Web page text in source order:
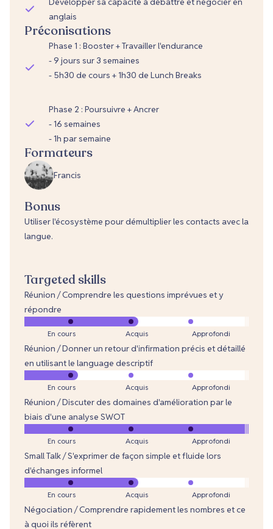
anglais
Préconisations
Phase 1 : Booster + Travailler l'endurance
- 9 jours sur 3 semaines
- 5h30 de cours + 1h30 de Lunch Breaks
Phase 2 : Poursuivre + Ancrer
- 16 semaines
- 1h par semaine
Formateurs
Francis
Bonus
Utiliser l'écosystème pour démultiplier les contacts avec la
langue.
Targeted skills
Réunion / Comprendre les questions imprévues et y
répondre
En cours Acquis Approfondi
Réunion / Donner un retour d'infirmation précis et détaillé
en utilisant le language descriptif
En cours Acquis Approfondi
Réunion / Discuter des domaines d'amélioration par le
biais d'une analyse SWOT
En cours Acquis Approfondi
Small Talk / S'exprimer de façon simple et fluide lors
d'échanges informel
En cours Acquis Approfondi
Négociation / Comprendre rapidement les nombres et ce
à quoi ils réfèrent